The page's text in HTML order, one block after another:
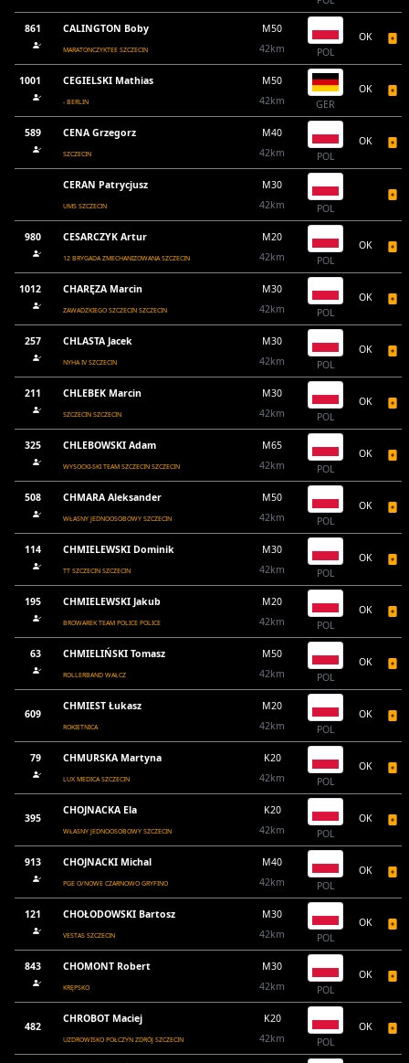
861 CALINGTON Boby
MARATONCZYKTEE SZCZECIN
M50
42km
POL
OK
1001 CEGIELSKI Mathias
- BERLIN
M50
42km
GER
OK
589 CENA Grzegorz
SZCZECIN
M40
42km
POL
OK
CERAN Patrycjusz
UMS SZCZECIN
M30
42km
POL
980 CESARCZYK Artur
12 BRYGADA ZMECHANIZOWANA SZCZECIN
M20
42km
POL
OK
1012 CHARĘZA Marcin
ZAWADZKIEGO SZCZECIN SZCZECIN
M30
42km
POL
OK
257 CHLASTA Jacek
NYHA IV SZCZECIN
M30
42km
POL
OK
211 CHLEBEK Marcin
SZCZECIN SZCZECIN
M30
42km
POL
OK
325 CHLEBOWSKI Adam
WYSOCKI-SKI TEAM SZCZECIN SZCZECIN
M65
42km
POL
OK
508 CHMARA Aleksander
WŁASNY JEDNOOSOBOWY SZCZECIN
M50
42km
POL
OK
114 CHMIELEWSKI Dominik
TT SZCZECIN SZCZECIN
M30
42km
POL
OK
195 CHMIELEWSKI Jakub
BROWAREK TEAM POLICE POLICE
M20
42km
POL
OK
63 CHMIELIŃSKI Tomasz
ROLLERBAND WAŁCZ
M50
42km
POL
OK
609
CHMIEST Łukasz
ROKIETNICA
M20
42km
POL
OK
79 CHMURSKA Martyna
LUX MEDICA SZCZECIN
K20
42km
POL
OK
395
CHOJNACKA Ela
WŁASNY JEDNOOSOBOWY SZCZECIN
K20
42km
POL
OK
913 CHOJNACKI Michal
PGE O/NOWE CZARNOWO GRYFINO
M40
42km
POL
OK
121 CHOŁODOWSKI Bartosz
VESTAS SZCZECIN
M30
42km
POL
OK
843 CHOMONT Robert
KRĘPSKO
M30
42km
POL
OK
482
CHROBOT Maciej
UZDROWISKO POŁCZYN ZDRÓJ SZCZECIN
K20
42km
POL
OK